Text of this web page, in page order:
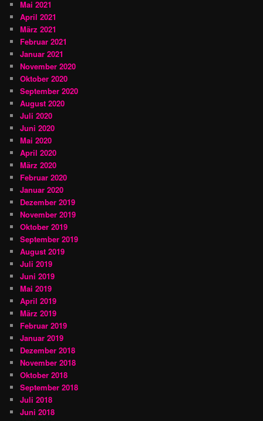
Mai 2021
April 2021
März 2021
Februar 2021
Januar 2021
November 2020
Oktober 2020
September 2020
August 2020
Juli 2020
Juni 2020
Mai 2020
April 2020
März 2020
Februar 2020
Januar 2020
Dezember 2019
November 2019
Oktober 2019
September 2019
August 2019
Juli 2019
Juni 2019
Mai 2019
April 2019
März 2019
Februar 2019
Januar 2019
Dezember 2018
November 2018
Oktober 2018
September 2018
Juli 2018
Juni 2018